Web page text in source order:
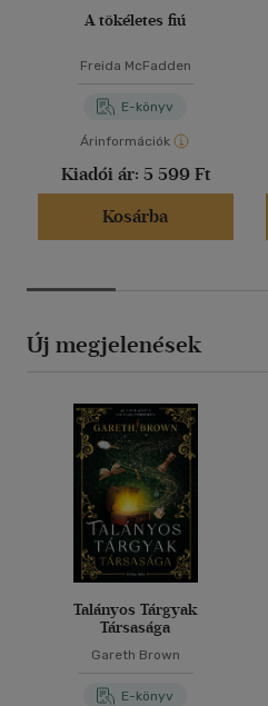
A tökéletes fiú
Freida McFadden
E-könyv
Árinformációk
Kiadói ár: 5 599 Ft
Kosárba
Új megjelenések
Talányos Tárgyak
Társasága
Gareth Brown
E-könyv